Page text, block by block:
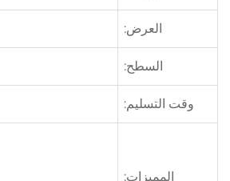
العرض:
السطح:
وقت التسليم:
المميزات: